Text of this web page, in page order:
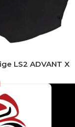
LS2 ADVANT X